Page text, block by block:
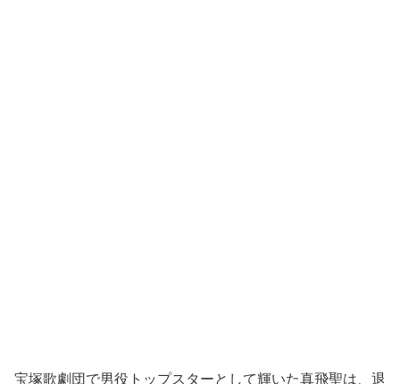
宝塚歌劇団で男役トップスターとして輝いた真飛聖は、退